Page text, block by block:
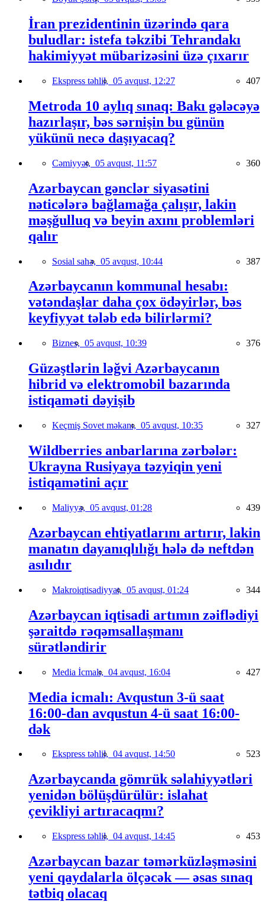
İran prezidentinin üzərində qara
buludlar: istefa təkzibi Tehrandakı
hakimiyyət mübarizəsini üzə çıxarır
Ekspress təhlil, 05 avqust, 12:27 407
Metroda 10 aylıq sınaq: Bakı gələcəyə
hazırlaşır, bəs sərnişin bu günün
yükünü necə daşıyacaq?
Cəmiyyət, 05 avqust, 11:57 360
Azərbaycan gənclər siyasətini
nəticələrə bağlamağa çalışır, lakin
məşğulluq və beyin axını problemləri
qalır
Sosial sahə, 05 avqust, 10:44 387
Azərbaycanın kommunal hesabı:
vətəndaşlar daha çox ödəyirlər, bəs
keyfiyyət tələb edə bilirlərmi?
Biznes, 05 avqust, 10:39 376
Güzəştlərin ləğvi Azərbaycanın
hibrid və elektromobil bazarında
istiqaməti dəyişib
Keçmiş Sovet məkanı, 05 avqust, 10:35 327
Wildberries anbarlarına zərbələr:
Ukrayna Rusiyaya təzyiqin yeni
istiqamətini açır
Maliyyə, 05 avqust, 01:28 439
Azərbaycan ehtiyatlarını artırır, lakin
manatın dayanıqlılığı hələ də neftdən
asılıdır
Makroiqtisadiyyat, 05 avqust, 01:24 344
Azərbaycan iqtisadi artımın zəiflədiyi
şəraitdə rəqəmsallaşmanı
sürətləndirir
Media İcmalı, 04 avqust, 16:04 427
Media icmalı: Avqustun 3-ü saat
16:00-dan avqustun 4-ü saat 16:00-
dək
Ekspress təhlil, 04 avqust, 14:50 523
Azərbaycanda gömrük səlahiyyətləri
yenidən bölüşdürülür: islahat
çevikliyi artıracaqmı?
Ekspress təhlil, 04 avqust, 14:45 453
Azərbaycan bazar təmərküzləşməsini
yeni qaydalarla ölçəcək — əsas sınaq
tətbiq olacaq